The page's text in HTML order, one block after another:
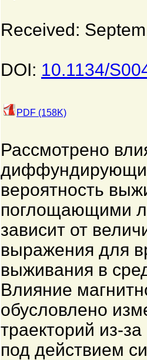
Received:
DOI: 10.1134/
PDF (158K)
Рассмотрено
вероятность
поглощающими
зависит от
выражения для
выживания в
Влияние
обусловлено
траекторий из-
под действием